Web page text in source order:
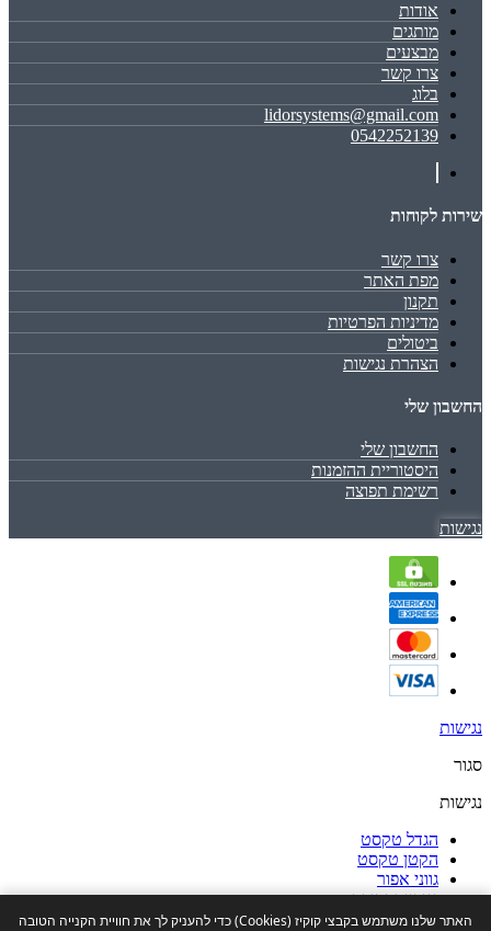
האתר שלנו משתמש בקבצי קוקיז (Cookies) כדי להעניק לך את חוויית הקנייה הטובה
אודות
מותגים
מבצעים
צרו קשר
בלוג
lidorsystems@gmail.com
0542252139
שירות לקוחות
צרו קשר
מפת האתר
תקנון
מדיניות הפרטיות
ביטולים
הצהרת נגישות
החשבון שלי
החשבון שלי
היסטוריית ההזמנות
רשימת תפוצה
נגישות
נגישות
סגור
נגישות
הגדל טקסט
הקטן טקסט
גווני אפור
נגודיות גבוהה
ניגודיות הפוכה